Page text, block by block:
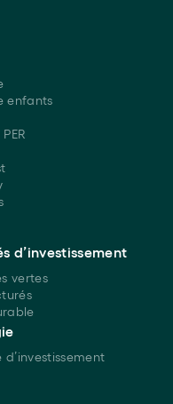
enfants
d’investissement
vertes